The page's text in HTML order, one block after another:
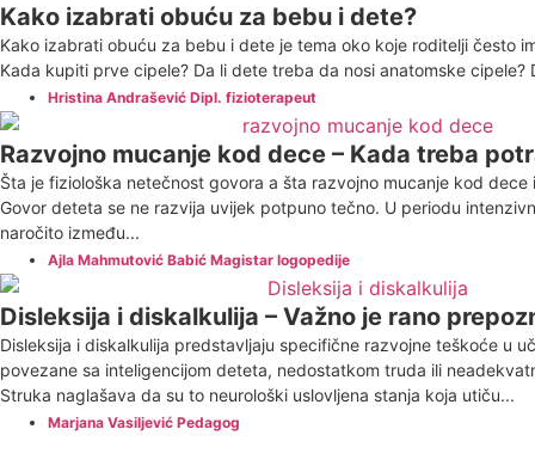
Kako izabrati obuću za bebu i dete?
Kako izabrati obuću za bebu i dete je tema oko koje roditelji često
Kada kupiti prve cipele? Da li dete treba da nosi anatomske cipele?
Hristina Andrašević Dipl. fizioterapeut
Razvojno mucanje kod dece – Kada treba
Šta je fiziološka netečnost govora a šta razvojno mucanje kod dece
Govor deteta se ne razvija uvijek potpuno tečno. U periodu
naročito između...
Ajla Mahmutović Babić Magistar logopedije
Disleksija i diskalkulija – Važno je rano
Disleksija i diskalkulija predstavljaju specifične razvojne teškoće u
povezane sa inteligencijom deteta, nedostatkom truda ili
Struka naglašava da su to neurološki uslovljena stanja koja utiču...
Marjana Vasiljević Pedagog